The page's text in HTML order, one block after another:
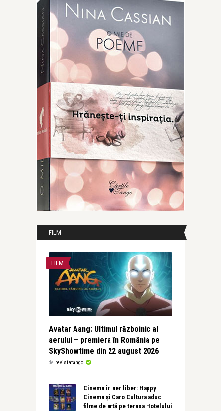
FILM
FILM
Avatar Aang: Ultimul războinic al
aerului – premiera în România pe
SkyShowtime din 22 august 2026
de revistatango
Cinema în aer liber: Happy
Cinema și Caro Cultura aduc
filme de artă pe terasa Hotelului